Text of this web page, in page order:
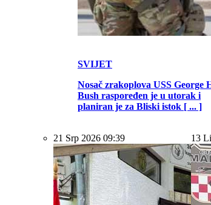
SVIJET
Nosač zrakoplova USS George
Bush raspoređen je u utorak i
planiran je za Bliski istok [ ... ]
21 Srp 2026 09:39
13